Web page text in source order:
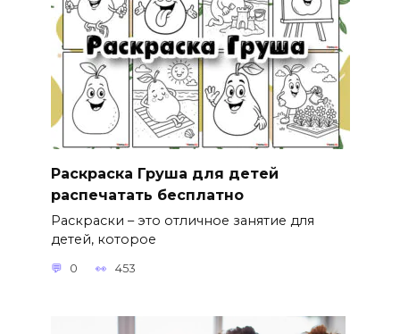
Раскраска Груша для детей
распечатать бесплатно
Раскраски – это отличное занятие для
детей, которое
0 453